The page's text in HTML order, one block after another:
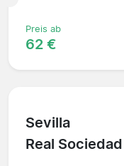
Preis ab
62 €
Sevilla
Real Sociedad